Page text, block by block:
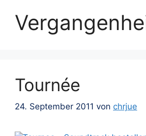
Tournée
24. September 2011 von chrjue